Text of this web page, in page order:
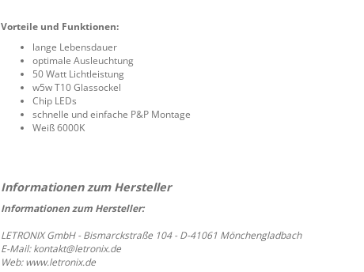
Vorteile und Funktionen:
lange Lebensdauer
optimale Ausleuchtung
50 Watt Lichtleistung
w5w T10 Glassockel
Chip LEDs
schnelle und einfache P&P Montage
Weiß 6000K
Informationen zum Hersteller:
LETRONIX GmbH - Bismarckstraße 104 - D-41061 Mönchengladbach
E-Mail: kontakt@letronix.de
Web: www.letronix.de